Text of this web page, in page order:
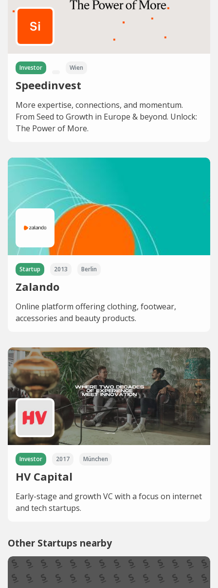
Investor Wien
Speedinvest
More expertise, connections, and momentum.
From Seed to Growth in Europe & beyond. Unlock:
The Power of More.
Startup 2013 Berlin
Zalando
Online platform offering clothing, footwear,
accessories and beauty products.
Investor 2017 München
HV Capital
Early-stage and growth VC with a focus on internet
and tech startups.
Other Startups nearby